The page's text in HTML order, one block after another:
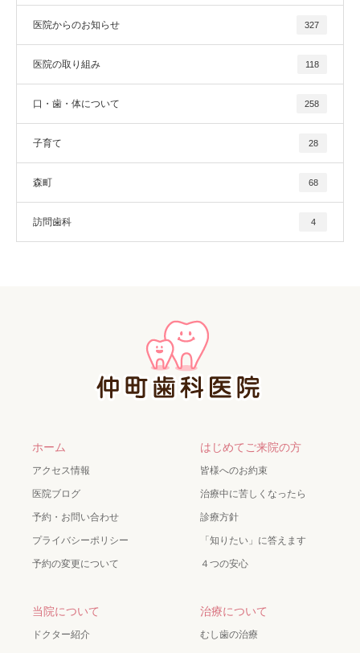
医院からのお知らせ 327
医院の取り組み 118
口・歯・体について 258
子育て 28
森町 68
訪問歯科 4
ホーム
アクセス情報
医院ブログ
予約・お問い合わせ
プライバシーポリシー
予約の変更について
はじめてご来院の方
皆様へのお約束
治療中に苦しくなったら
診療方針
「知りたい」に答えます
４つの安心
当院について
ドクター紹介
治療について
むし歯の治療